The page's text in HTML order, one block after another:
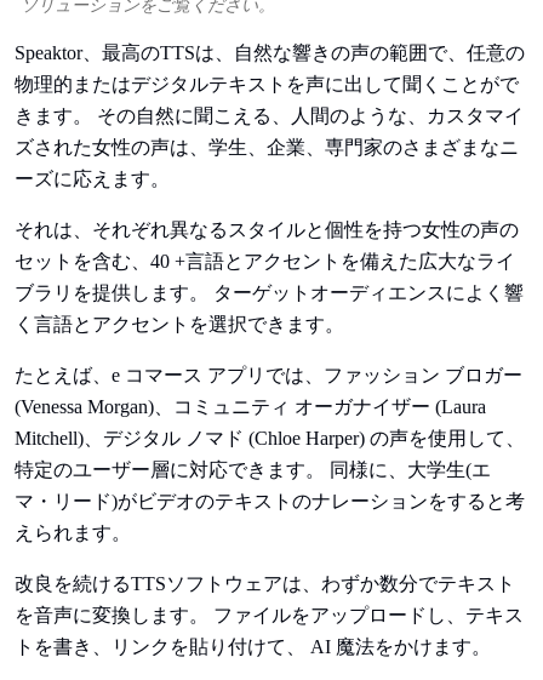
ソリューションをご覧ください。
Speaktor、最高のTTSは、自然な響きの声の範囲で、任意の
物理的またはデジタルテキストを声に出して聞くことがで
きます。 その自然に聞こえる、人間のような、カスタマイ
ズされた女性の声は、学生、企業、専門家のさまざまなニ
ーズに応えます。
それは、それぞれ異なるスタイルと個性を持つ女性の声の
セットを含む、40 +言語とアクセントを備えた広大なライ
ブラリを提供します。 ターゲットオーディエンスによく響
く言語とアクセントを選択できます。
たとえば、e コマース アプリでは、ファッション ブロガー
(Venessa Morgan)、コミュニティ オーガナイザー (Laura
Mitchell)、デジタル ノマド (Chloe Harper) の声を使用して、
特定のユーザー層に対応できます。 同様に、大学生(エ
マ・リード)がビデオのテキストのナレーションをすると考
えられます。
改良を続けるTTSソフトウェアは、わずか数分でテキスト
を音声に変換します。 ファイルをアップロードし、テキス
トを書き、リンクを貼り付けて、 AI 魔法をかけます。